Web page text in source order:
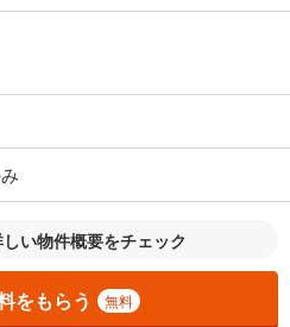
い物件概要をチェック
をもらう 無料